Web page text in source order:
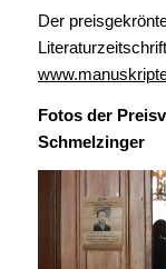
Der
Fotos der
Schmelzinger